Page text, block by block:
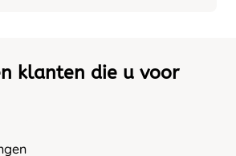
klanten die u voor